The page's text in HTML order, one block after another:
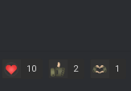
10 2 1